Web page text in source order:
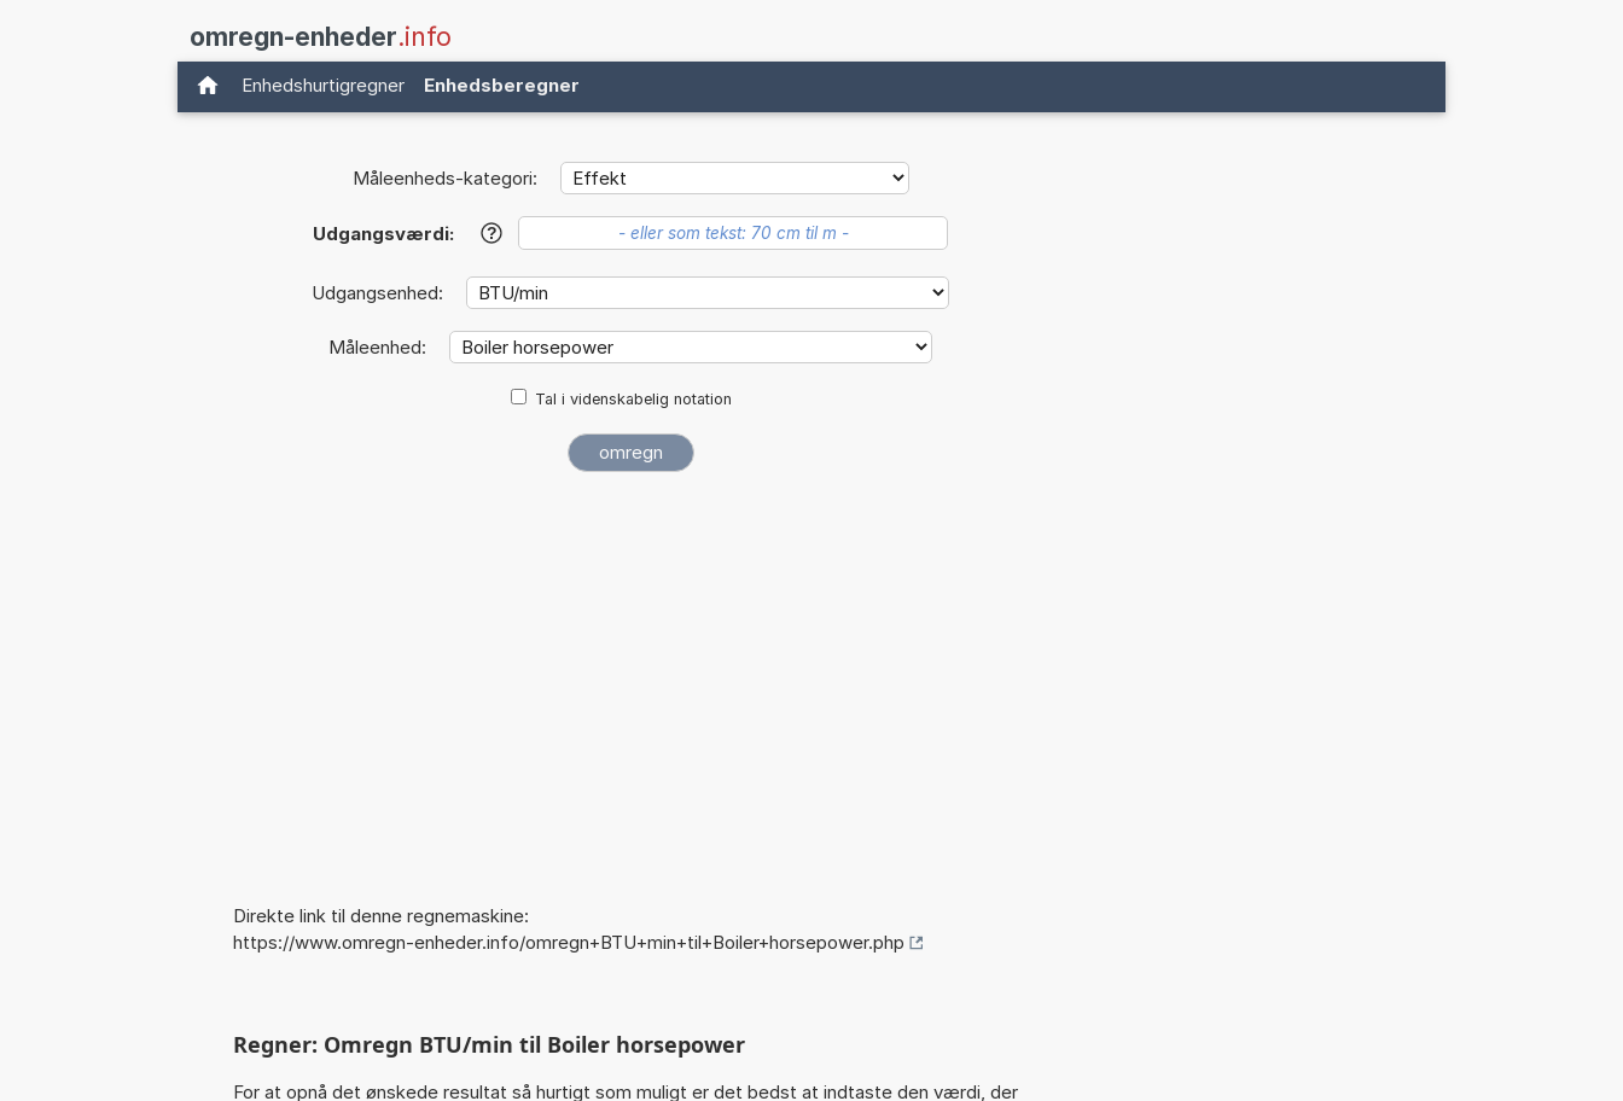
omregn-enheder.info
Enhedshurtigregner Enhedsberegner
Måleenheds-kategori:
Udgangsværdi: ?
Udgangsenhed:
Måleenhed:
Tal i videnskabelig notation
Direkte link til denne regnemaskine:
https://www.omregn-enheder.info/omregn+BTU+min+til+Boiler+horsepower.php
Regner: Omregn BTU/min til Boiler horsepower
For at opnå det ønskede resultat så hurtigt som muligt er det bedst at indtaste den værdi, der